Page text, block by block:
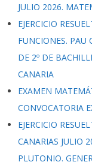
JULIO 2026.
EJERCICIO
FUNCIONES. PAU
DE 2º DE
CANARIA
EXAMEN
CONVOCATORIA
EJERCICIO
CANARIAS JULIO
PLUTONIO.